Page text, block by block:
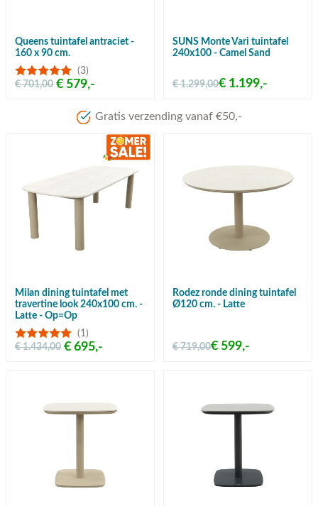
Queens tuintafel antraciet -
160 x 90 cm.
(3)
€ 579,-
€ 701,00
SUNS Monte Vari tuintafel
240x100 - Camel Sand
€ 1.299,00€ 1.199,-
Meer dan 80 jaar
Milan dining tuintafel met
travertine look 240x100 cm. -
Latte - Op=Op
(1)
€ 695,-
€ 1.434,00
Rodez ronde dining tuintafel
Ø120 cm. - Latte
€ 719,00€ 599,-